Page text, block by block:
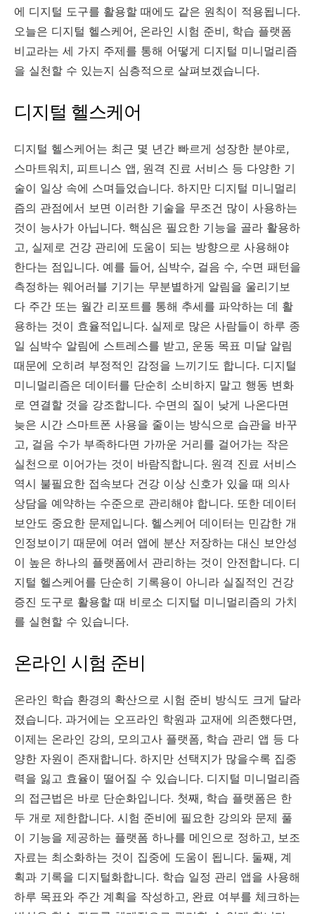
에 디지털 도구를 활용할 때에도 같은 원칙이 적용됩니다.
오늘은 디지털 헬스케어, 온라인 시험 준비, 학습 플랫폼
비교라는 세 가지 주제를 통해 어떻게 디지털 미니멀리즘
을 실천할 수 있는지 심층적으로 살펴보겠습니다.
디지털 헬스케어
디지털 헬스케어는 최근 몇 년간 빠르게 성장한 분야로,
스마트워치, 피트니스 앱, 원격 진료 서비스 등 다양한 기
술이 일상 속에 스며들었습니다. 하지만 디지털 미니멀리
즘의 관점에서 보면 이러한 기술을 무조건 많이 사용하는
것이 능사가 아닙니다. 핵심은 필요한 기능을 골라 활용하
고, 실제로 건강 관리에 도움이 되는 방향으로 사용해야
한다는 점입니다. 예를 들어, 심박수, 걸음 수, 수면 패턴을
측정하는 웨어러블 기기는 무분별하게 알림을 울리기보
다 주간 또는 월간 리포트를 통해 추세를 파악하는 데 활
용하는 것이 효율적입니다. 실제로 많은 사람들이 하루 종
일 심박수 알림에 스트레스를 받고, 운동 목표 미달 알림
때문에 오히려 부정적인 감정을 느끼기도 합니다. 디지털
미니멀리즘은 데이터를 단순히 소비하지 말고 행동 변화
로 연결할 것을 강조합니다. 수면의 질이 낮게 나온다면
늦은 시간 스마트폰 사용을 줄이는 방식으로 습관을 바꾸
고, 걸음 수가 부족하다면 가까운 거리를 걸어가는 작은
실천으로 이어가는 것이 바람직합니다. 원격 진료 서비스
역시 불필요한 접속보다 건강 이상 신호가 있을 때 의사
상담을 예약하는 수준으로 관리해야 합니다. 또한 데이터
보안도 중요한 문제입니다. 헬스케어 데이터는 민감한 개
인정보이기 때문에 여러 앱에 분산 저장하는 대신 보안성
이 높은 하나의 플랫폼에서 관리하는 것이 안전합니다. 디
지털 헬스케어를 단순히 기록용이 아니라 실질적인 건강
증진 도구로 활용할 때 비로소 디지털 미니멀리즘의 가치
를 실현할 수 있습니다.
온라인 시험 준비
온라인 학습 환경의 확산으로 시험 준비 방식도 크게 달라
졌습니다. 과거에는 오프라인 학원과 교재에 의존했다면,
이제는 온라인 강의, 모의고사 플랫폼, 학습 관리 앱 등 다
양한 자원이 존재합니다. 하지만 선택지가 많을수록 집중
력을 잃고 효율이 떨어질 수 있습니다. 디지털 미니멀리즘
의 접근법은 바로 단순화입니다. 첫째, 학습 플랫폼은 한
두 개로 제한합니다. 시험 준비에 필요한 강의와 문제 풀
이 기능을 제공하는 플랫폼 하나를 메인으로 정하고, 보조
자료는 최소화하는 것이 집중에 도움이 됩니다. 둘째, 계
획과 기록을 디지털화합니다. 학습 일정 관리 앱을 사용해
하루 목표와 주간 계획을 작성하고, 완료 여부를 체크하는